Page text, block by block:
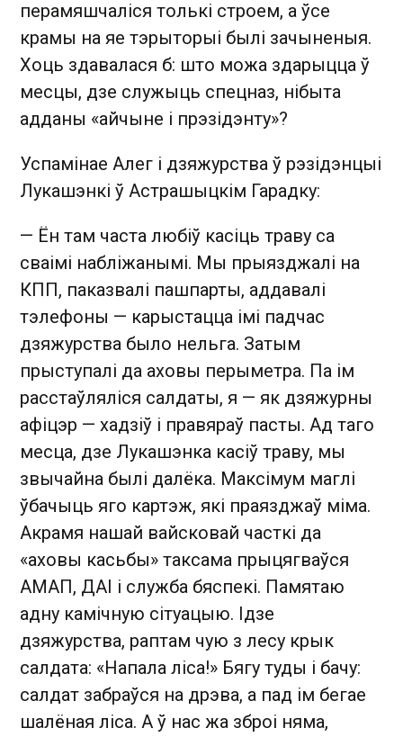
перамяшчаліся толькі строем, а ўсе
крамы на яе тэрыторыі былі зачыненыя.
Хоць здавалася б: што можа здарыцца ў
месцы, дзе служыць спецназ, нібыта
адданы «айчыне і прэзідэнту»?
Успамінае Алег і дзяжурства ў рэзідэнцыі
Лукашэнкі ў Астрашыцкім Гарадку:
— Ён там часта любіў касіць траву са
сваімі набліжанымі. Мы прыязджалі на
КПП, паказвалі пашпарты, аддавалі
тэлефоны — карыстацца імі падчас
дзяжурства было нельга. Затым
прыступалі да аховы перыметра. Па ім
расстаўляліся салдаты, я — як дзяжурны
афіцэр — хадзіў і правяраў пасты. Ад таго
месца, дзе Лукашэнка касіў траву, мы
звычайна былі далёка. Максімум маглі
ўбачыць яго картэж, які праязджаў міма.
Акрамя нашай вайсковай часткі да
«аховы касьбы» таксама прыцягваўся
АМАП, ДАІ і служба бяспекі. Памятаю
адну камічную сітуацыю. Ідзе
дзяжурства, раптам чую з лесу крык
салдата: «Напала ліса!» Бягу туды і бачу:
салдат забраўся на дрэва, а пад ім бегае
шалёная ліса. А ў нас жа зброі няма,